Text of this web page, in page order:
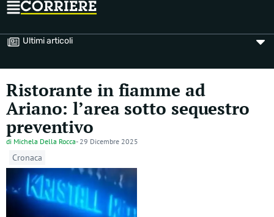
Ultimi articoli
Ristorante in fiamme ad
Ariano: l’area sotto sequestro
preventivo
di Michela Della Rocca- 29 Dicembre 2025
Cronaca